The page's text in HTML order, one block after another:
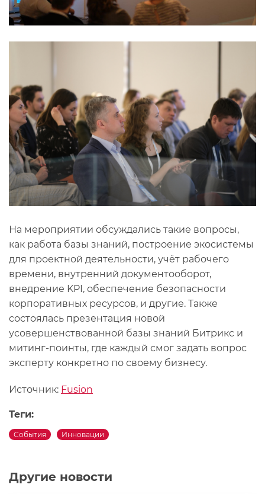
Другие новости
На мероприятии обсуждались такие вопросы,
как работа базы знаний, построение экосистемы
для проектной деятельности, учёт рабочего
времени, внутренний документооборот,
внедрение KPI, обеспечение безопасности
корпоративных ресурсов, и другие. Также
состоялась презентация новой
усовершенствованной базы знаний Битрикс и
митинг-поинты, где каждый смог задать вопрос
эксперту конкретно по своему бизнесу.
Источник: Fusion
Теги:
События Инновации